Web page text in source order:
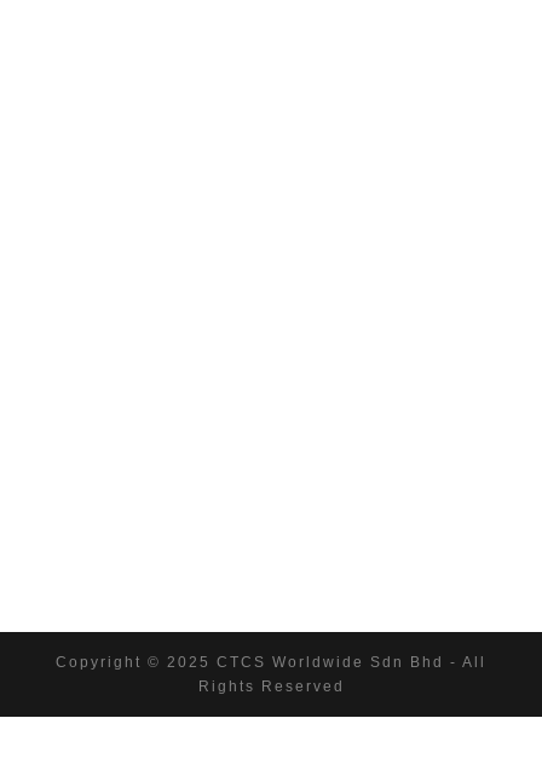
Copyright © 2025 CTCS Worldwide Sdn Bhd - All
Rights Reserved